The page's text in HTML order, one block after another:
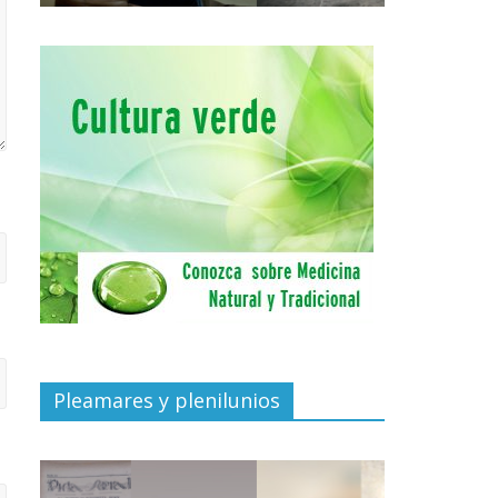
Pleamares y plenilunios